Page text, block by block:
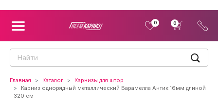
0 0
Главная Каталог
Карнизы для штор
Карниз однорядный металлический Барамелла Антик 16мм длиной
320 см